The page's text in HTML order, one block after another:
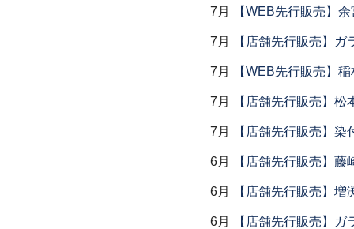
7月 【WEB先行販売】
7月 【店舗先行販売】ガ
7月 【WEB先行販売】
7月 【店舗先行販売】松
7月 【店舗先行販売】染
6月 【店舗先行販売】
6月 【店舗先行販売】増
6月 【店舗先行販売】ガ